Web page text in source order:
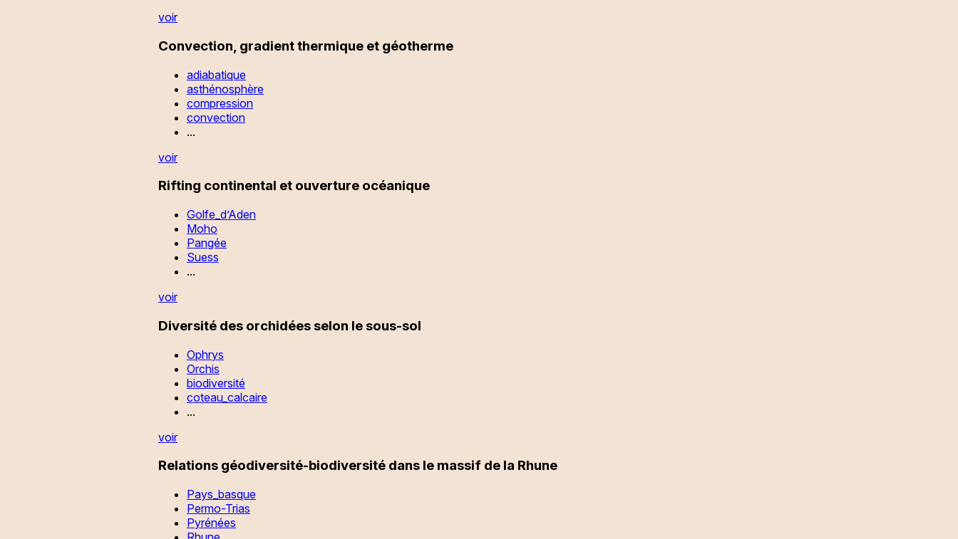
voir
Convection, gradient thermique et géotherme
adiabatique
asthénosphère
compression
convection
...
voir
Rifting continental et ouverture océanique
Golfe_d’Aden
Moho
Pangée
Suess
...
voir
Diversité des orchidées selon le sous-sol
Ophrys
Orchis
biodiversité
coteau_calcaire
...
voir
Relations géodiversité-biodiversité dans le massif de la Rhune
Pays_basque
Permo-Trias
Pyrénées